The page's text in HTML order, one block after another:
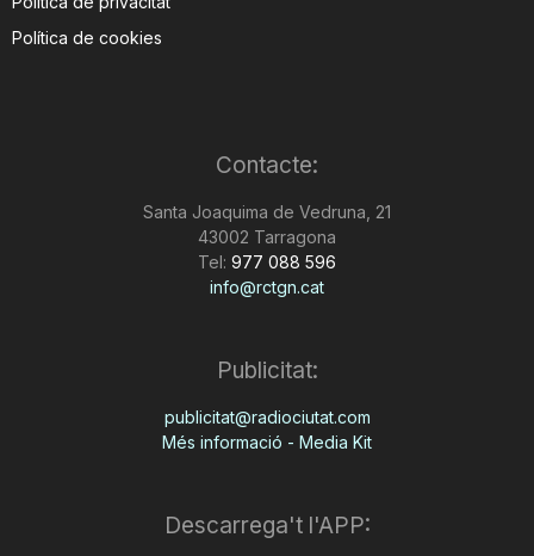
Política de cookies
Contacte:
Santa Joaquima de Vedruna, 21
43002 Tarragona
Tel: 977 088 596
info@rctgn.cat
Publicitat:
publicitat@radiociutat.com
Més informació - Media Kit
Descarrega't l'APP: